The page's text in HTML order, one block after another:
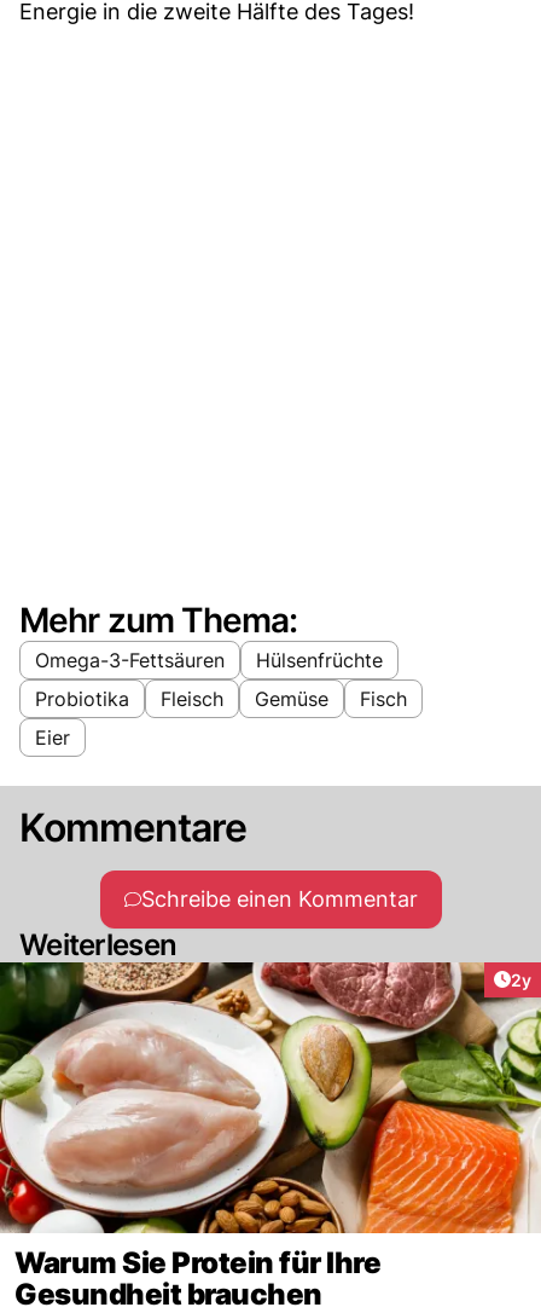
Energie in die zweite Hälfte des Tages!
Mehr zum Thema:
Omega-3-Fettsäuren
Hülsenfrüchte
Probiotika
Fleisch Gemüse
Fisch
Eier
Kommentare
Schreibe einen Kommentar
Weiterlesen
2y
Warum Sie Protein für Ihre
Gesundheit brauchen